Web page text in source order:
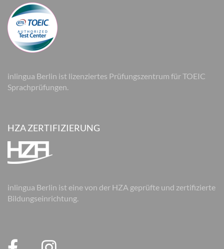
inlingua Berlin ist lizenziertes Prüfungszentrum für TOEIC
Sprachprüfungen.
HZA ZERTIFIZIERUNG
inlingua Berlin ist eine von der HZA geprüfte und zertifizierte
Bildungseinrichtung.